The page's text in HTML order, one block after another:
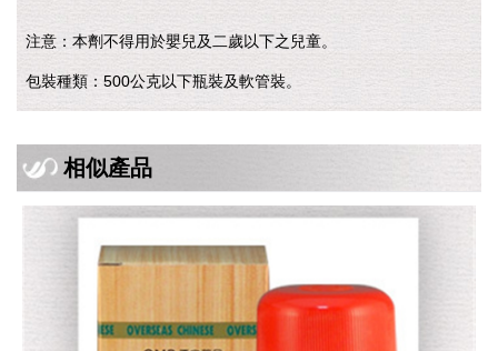
注意：本劑不得用於嬰兒及二歲以下之兒童。
包裝種類：500公克以下瓶裝及軟管裝。
相似產品